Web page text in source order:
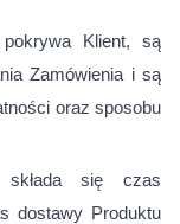
Klient, są
Zamówienia i są
oraz sposobu
się czas
dostawy Produktu